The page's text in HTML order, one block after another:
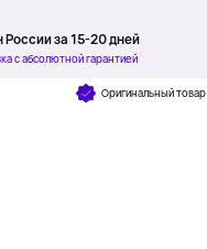
России за 15-20 дней
с абсолютной гарантией
Оригинальный товар